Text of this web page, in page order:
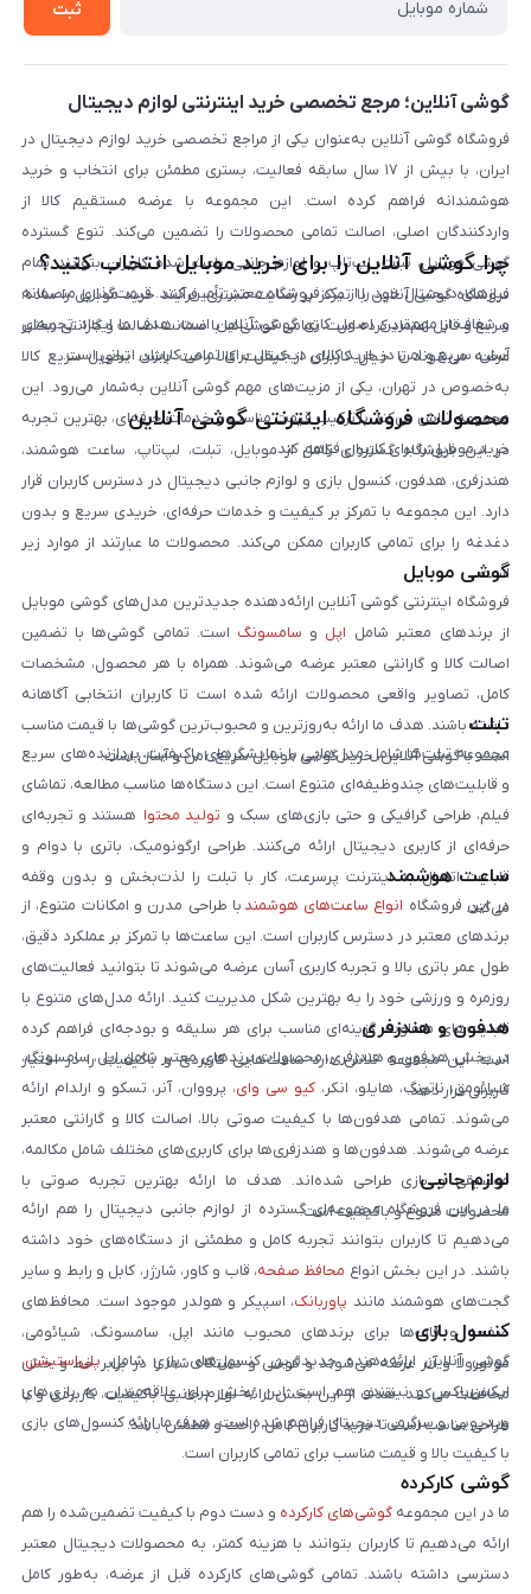
بلاگ
ثبت
گوشی آنلاین؛ مرجع تخصصی خرید اینترنتی لوازم دیجیتال
فروشگاه گوشی آنلاین به‌عنوان یکی از مراجع تخصصی خرید لوازم دیجیتال در
ایران، با بیش از ۱۷ سال سابقه فعالیت، بستری مطمئن برای انتخاب و خرید
هوشمندانه فراهم کرده است. این مجموعه با عرضه مستقیم کالا از
واردکنندگان اصلی، اصالت تمامی محصولات را تضمین می‌کند. تنوع گسترده
گوشی موبایل، تبلت، لپ‌تاپ و لوازم جانبی باعث شده کاربران بتوانند تمام
نیازهای دیجیتال خود را از یک فروشگاه معتبر تأمین کنند. قیمت‌گذاری منصفانه
و شفاف از مهم‌ترین اصول کاری گوشی آنلاین است. هدف ما ایجاد تجربه‌ای
آسان، سریع و امن در خرید کالای دیجیتال برای تمامی کاربران ایرانی است.
چرا گوشی آنلاین را برای خرید موبایل انتخاب کنید؟
فروشگاه گوشی آنلاین با تمرکز بر رضایت مشتری، فرآیند خرید موبایل را ساده،
سریع و قابل اعتماد کرده است. تمامی گوشی‌ها با ضمانت اصالت و گارانتی معتبر
عرضه می‌شوند تا خیال کاربران از کیفیت کالا راحت باشد. تحویل سریع کالا
به‌خصوص در تهران، یکی از مزیت‌های مهم گوشی آنلاین به‌شمار می‌رود. این
مجموعه تلاش می‌کند با ترکیب قیمت مناسب و خدمات حرفه‌ای، بهترین تجربه
خرید موبایل را برای کاربران فراهم کند.
محصولات فروشگاه اینترنتی گوشی آنلاین
در این فروشگاه گستره‌ای کامل از موبایل، تبلت، لپ‌تاپ، ساعت هوشمند،
هندزفری، هدفون، کنسول بازی و لوازم جانبی دیجیتال در دسترس کاربران قرار
دارد. این مجموعه با تمرکز بر کیفیت و خدمات حرفه‌ای، خریدی سریع و بدون
دغدغه را برای تمامی کاربران ممکن می‌کند. محصولات ما عبارتند از موارد زیر
است:
گوشی موبایل
فروشگاه اینترنتی گوشی آنلاین ارائه‌دهنده جدیدترین مدل‌های گوشی موبایل
از برندهای معتبر شامل اپل و سامسونگ است. تمامی گوشی‌ها با تضمین
اصالت کالا و گارانتی معتبر عرضه می‌شوند. همراه با هر محصول، مشخصات
کامل، تصاویر واقعی محصولات ارائه شده است تا کاربران انتخابی آگاهانه
داشته باشند. هدف ما ارائه به‌روزترین و محبوب‌ترین گوشی‌ها با قیمت مناسب
است. با گوشی آنلاین، خرید گوشی موبایل سریع، امن و آسان است.
تبلت
مجموعه تبلت‌ها شامل مدل‌هایی با نمایشگرهای باکیفیت، پردازنده‌های سریع
و قابلیت‌های چندوظیفه‌ای متنوع است. این دستگاه‌ها مناسب مطالعه، تماشای
فیلم، طراحی گرافیکی و حتی بازی‌های سبک و تولید محتوا هستند و تجربه‌ای
حرفه‌ای از کاربری دیجیتال ارائه می‌کنند. طراحی ارگونومیک، باتری با دوام و
قابلیت اتصال به اینترنت پرسرعت، کار با تبلت را لذت‌بخش و بدون وقفه
می‌کند.
ساعت هوشمند
در این فروشگاه انواع ساعت‌های هوشمند با طراحی مدرن و امکانات متنوع، از
برندهای معتبر در دسترس کاربران است. این ساعت‌ها با تمرکز بر عملکرد دقیق،
طول عمر باتری بالا و تجربه کاربری آسان عرضه می‌شوند تا بتوانید فعالیت‌های
روزمره و ورزشی خود را به بهترین شکل مدیریت کنید. ارائه مدل‌های متنوع با
قابلیت‌های متفاوت، گزینه‌ای مناسب برای هر سلیقه و بودجه‌ای فراهم کرده
است. این مجموعه تلاش دارد ساعت‌هایی کاربردی و باکیفیت را در اختیار
کاربران قرار دهد.
هدفون و هندزفری
در بخش هدفون و هندزفری، محصولات برندهای معتبر شامل اپل، سامسونگ،
شیائومی، ناتینگ، هایلو، انکر، کیو سی وای، پرووان، آنر، تسکو و ارلدام ارائه
می‌شوند. تمامی هدفون‌ها با کیفیت صوتی بالا، اصالت کالا و گارانتی معتبر
عرضه می‌شوند. هدفون‌ها و هندزفری‌ها برای کاربری‌های مختلف شامل مکالمه،
موسیقی و بازی طراحی شده‌اند. هدف ما ارائه بهترین تجربه صوتی با
محصولات متنوع و باکیفیت است.
لوازم جانبی
ما در این فروشگاه مجموعه‌ای گسترده از لوازم جانبی دیجیتال را هم ارائه
می‌دهیم تا کاربران بتوانند تجربه کامل و مطمئنی از دستگاه‌های خود داشته
باشند. در این بخش انواع محافظ صفحه، قاب و کاور، شارژر، کابل و رابط و سایر
گجت‌های هوشمند مانند پاوربانک، اسپیکر و هولدر موجود است. محافظ‌های
صفحه و قاب‌ها برای برندهای محبوب مانند اپل، سامسونگ، شیائومی،
موتورولا و آنر عرضه می‌شوند و گوشی و دستگاه شما را در برابر خط و خش
محافظت می‌کنند. هدف از این بخش ارائه لوازم جانبی باکیفیت، کاربردی و با
طراحی مناسب است تا خرید کاربران کامل، راحت و مطمئن باشد.
کنسول بازی
گوشی آنلاین ارائه‌دهنده جدیدترین کنسول‌های بازی شامل پلی‌استیشن،
ایکس‌باکس و نینتندو هم است. این بخش برای علاقه‌مندان به بازی‌های
ویدیویی و سرگرمی دیجیتال فراهم شده است. هدف ما ارائه کنسول‌های بازی
با کیفیت بالا و قیمت مناسب برای تمامی کاربران است.
گوشی کارکرده
ما در این مجموعه گوشی‌های کارکرده و دست دوم با کیفیت تضمین‌شده را هم
ارائه می‌دهیم تا کاربران بتوانند با هزینه کمتر، به محصولات دیجیتال معتبر
دسترسی داشته باشند. تمامی گوشی‌های کارکرده قبل از عرضه، به‌طور کامل